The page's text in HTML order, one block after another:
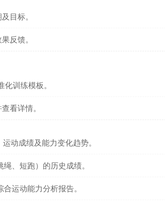
目标。
反馈。
训练模板。
看详情。
动成绩及能力变化趋势。
绳、短跑）的历史成绩。
运动能力分析报告。